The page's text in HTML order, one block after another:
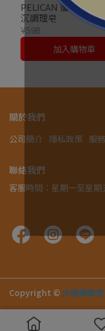
PELICAN 蜜桃美臀
沉調理皂
¥598
加入購物車
關於我們
公司簡介 隱私政策 服
聯絡我們
客服時間：星期一至星
Copyright © 大國藥妝